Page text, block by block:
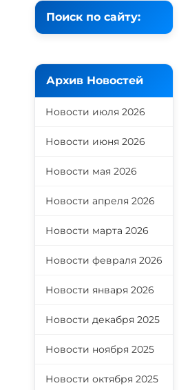
Поиск по сайту:
Архив Новостей
Новости июля 2026
Новости июня 2026
Новости мая 2026
Новости апреля 2026
Новости марта 2026
Новости февраля 2026
Новости января 2026
Новости декабря 2025
Новости ноября 2025
Новости октября 2025